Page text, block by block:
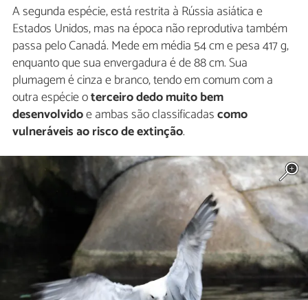
A segunda espécie, está restrita à Rússia asiática e
Estados Unidos, mas na época não reprodutiva também
passa pelo Canadá. Mede em média 54 cm e pesa 417 g,
enquanto que sua envergadura é de 88 cm. Sua
plumagem é cinza e branco, tendo em comum com a
outra espécie oterceiro dedo muito bem
desenvolvidoe ambas são classificadascomo
vulneráveis ao risco de extinção.